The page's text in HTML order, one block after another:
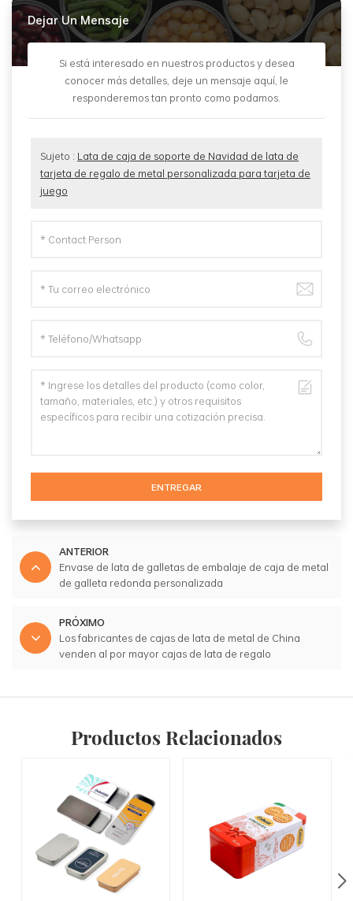
Dejar Un Mensaje
Si está interesado en nuestros productos y desea
conocer más detalles, deje un mensaje aquí, le
responderemos tan pronto como podamos.
Sujeto : Lata de caja de soporte de Navidad de lata de
tarjeta de regalo de metal personalizada para tarjeta de
juego
ENTREGAR
ANTERIOR
Envase de lata de galletas de embalaje de caja de metal
de galleta redonda personalizada
PRÓXIMO
Los fabricantes de cajas de lata de metal de China
venden al por mayor cajas de lata de regalo
Productos Relacionados